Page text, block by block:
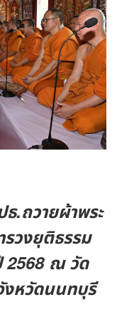
.ถวายผ้าพระ
วงยุติธรรม
2568 ณ วัด
งหวัดนนทบุรี